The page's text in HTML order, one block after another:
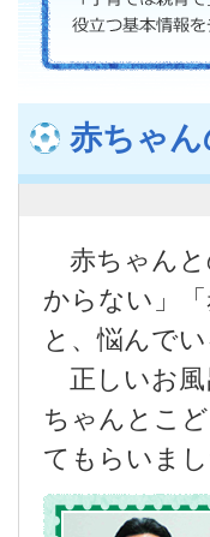
赤ちゃ
赤ちゃんと
からない」
と、悩んで
正しいお風
ちゃんとこ
てもらいまし